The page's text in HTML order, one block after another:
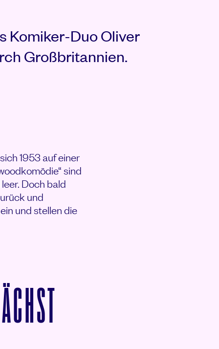
Komiker-Duo Oliver
Großbritannien.
1953 auf einer
sind
Doch bald
und
und stellen die